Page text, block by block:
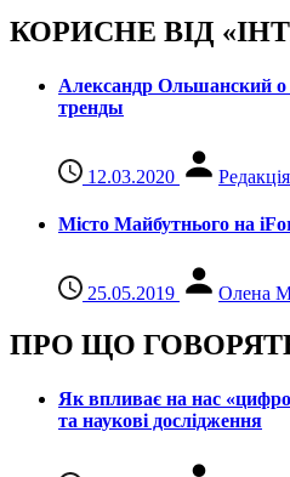
КОРИСНЕ ВІД
Александр Ольшанский
тренды
12.03.2020
Місто Майбутнього на
25.05.2019 Олена
ПРО ЩО
Як впливає на нас
та наукові дослідження